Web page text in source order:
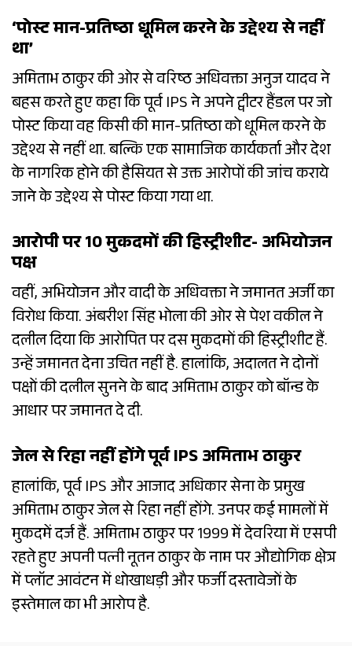
‘पोस्ट मान-प्रतिष्ठा धूमिल करने के उद्देश्य से नहीं
था’
अमिताभ ठाकुर की ओर से वरिष्ठ अधिवक्ता अनुज यादव ने
बहस करते हुए कहा कि पूर्व IPS ने अपने ट्वीटर हैंडल पर जो
पोस्ट किया वह किसी की मान-प्रतिष्ठा को धूमिल करने के
उद्देश्य से नहीं था. बल्कि एक सामाजिक कार्यकर्ता और देश
के नागरिक होने की हैसियत से उक्त आरोपों की जांच कराये
जाने के उद्देश्य से पोस्ट किया गया था.
आरोपी पर 10 मुकदमों की हिस्ट्रीशीट- अभियोजन
पक्ष
वहीं, अभियोजन और वादी के अधिवक्ता ने जमानत अर्जी का
विरोध किया. अंबरीश सिंह भोला की ओर से पेश वकील ने
दलील दिया कि आरोपित पर दस मुकदमों की हिस्ट्रीशीट हैं.
उन्हें जमानत देना उचित नहीं है. हालांकि, अदालत ने दोनों
पक्षों की दलील सुनने के बाद अमिताभ ठाकुर को बॉन्ड के
आधार पर जमानत दे दी.
जेल से रिहा नहीं होंगे पूर्व IPS अमिताभ ठाकुर
हालांकि, पूर्व IPS और आजाद अधिकार सेना के प्रमुख
अमिताभ ठाकुर जेल से रिहा नहीं होंगे. उनपर कई मामलों में
मुकदमें दर्ज हैं. अमिताभ ठाकुर पर 1999 में देवरिया में एसपी
रहते हुए अपनी पत्नी नूतन ठाकुर के नाम पर औद्योगिक क्षेत्र
में प्लॉट आवंटन में धोखाधड़ी और फर्जी दस्तावेजों के
इस्तेमाल का भी आरोप है.